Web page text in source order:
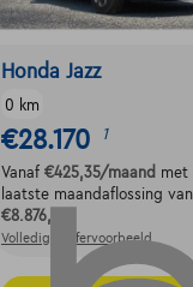
Honda Jazz
0 km
€28.170 1
Vanaf €425,35/maand met
laatste maandaflossing van
€8.876,35
Volledige cijfervoorbeeld